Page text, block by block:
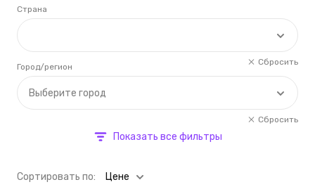
Страна
Сбросить
Выберите город
Город/регион
Сбросить
Показать все фильтры
Cортировать по: Цене